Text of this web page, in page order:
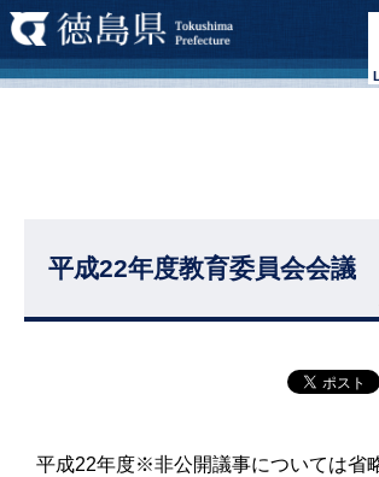
平成22年度教育委員会会議
平成22年度※非公開議事については省